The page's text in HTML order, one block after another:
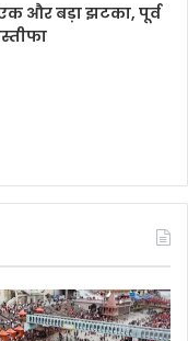
और बड़ा झटका, पूर्व